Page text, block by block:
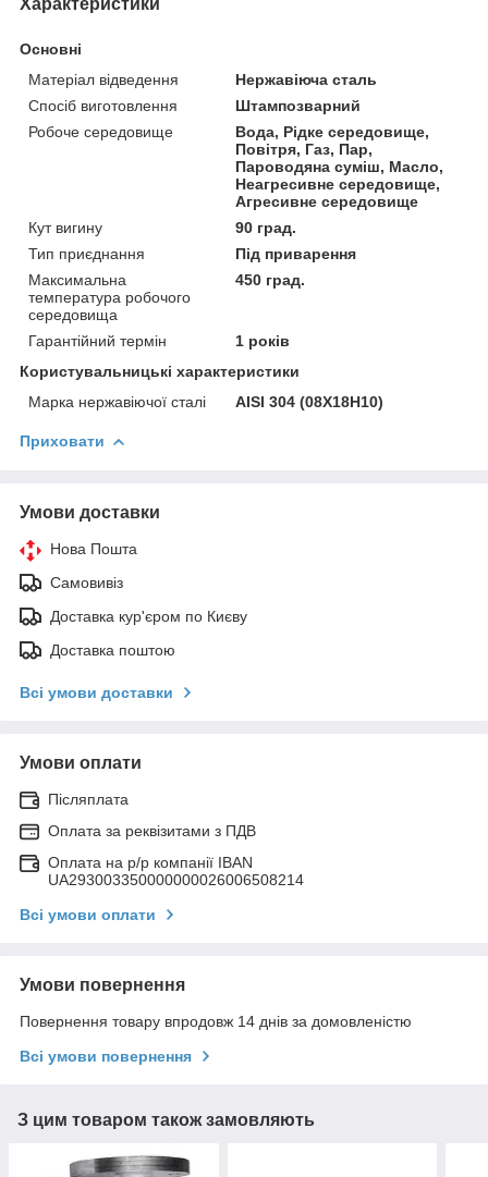
Характеристики
Основні
Матеріал відведення
Нержавіюча сталь
Спосіб виготовлення
Штампозварний
Робоче середовище
Вода, Рідке середовище,
Повітря, Газ, Пар,
Пароводяна суміш, Масло,
Неагресивне середовище,
Агресивне середовище
Кут вигину
90 град.
Тип приєднання
Під приварення
Максимальна
температура робочого
середовища
450 град.
Гарантійний термін
1 років
Користувальницькі характеристики
Марка нержавіючої сталі
AISI 304 (08Х18Н10)
Приховати
Умови доставки
Нова Пошта
Самовивіз
Доставка кур'єром по Києву
Доставка поштою
Всі умови доставки
Умови оплати
Післяплата
Оплата за реквізитами з ПДВ
Оплата на р/р компанії IBAN
UA293003350000000026006508214
Всі умови оплати
Умови повернення
Повернення товару впродовж 14 днів за домовленістю
Всі умови повернення
З цим товаром також замовляють